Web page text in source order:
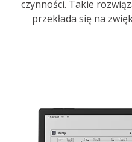
czynności. Takie
przekłada się na